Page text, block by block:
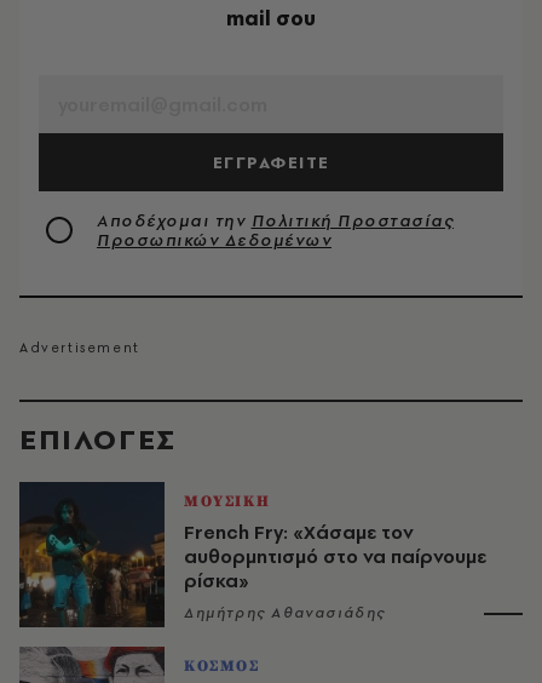
EΠΙΛΟΓΈΣ
ΜΟΥΣΙΚΗ
French Fry: «Χάσαμε τον
αυθορμητισμό στο να παίρνουμε
ρίσκα»
Δημήτρης Αθανασιάδης
ΚΟΣΜΟΣ
mail σου
ΕΓΓΡΑΦΕΙΤΕ
Αποδέχομαι την Πολιτική Προστασίας
Προσωπικών Δεδομένων